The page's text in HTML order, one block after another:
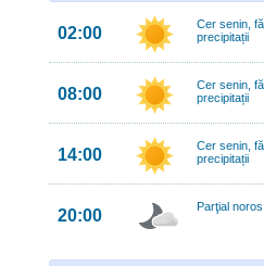
02:00
Cer senin,
precipitații
08:00
Cer senin,
precipitații
14:00
Cer senin,
precipitații
20:00 Parţial noros